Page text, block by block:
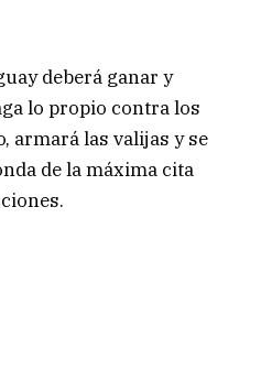
deberá ganar y
lo propio contra los
armará las valijas y se
de la máxima cita